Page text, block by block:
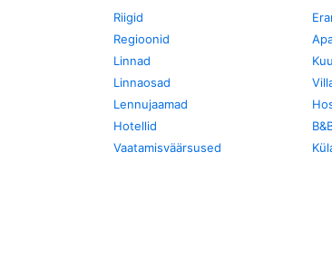
Riigid
Regioonid
Linnad
Linnaosad
Lennujaamad
Hotellid
Vaatamisväärsused